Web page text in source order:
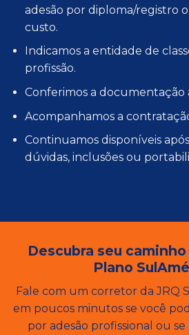
adesão por diploma/registro
custo.
Indicamos a entidade de
profissão.
Conferimos a documentação
Acompanhamos a
Continuamos disponíveis
dúvidas, inclusões ou
Descubra seu
Plano
Fale com um corretor da JRQ
em poucos minutos se você
por adesão profissional ou